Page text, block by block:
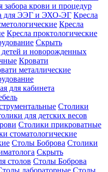
забора крови и процедур
для ЭЭГ и ЭХО-ЭГ Кресла
Кресла
Кресла проктологические
Скрыть
детей и новорожденных
Кровати
металлические
для кабинета
Столики
для детских весов
Столики прикроватные
стоматологические
Столы Боброва Столики
Скрыть
столов Столы Боброва
лабораторные Столы